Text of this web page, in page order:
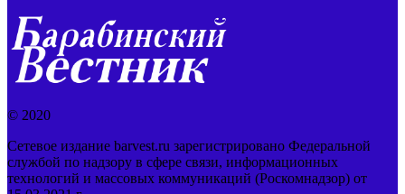
© 2020
Сетевое издание barvest.ru зарегистрировано Федеральной
службой по надзору в сфере связи, информационных
технологий и массовых коммуникаций (Роскомнадзор) от